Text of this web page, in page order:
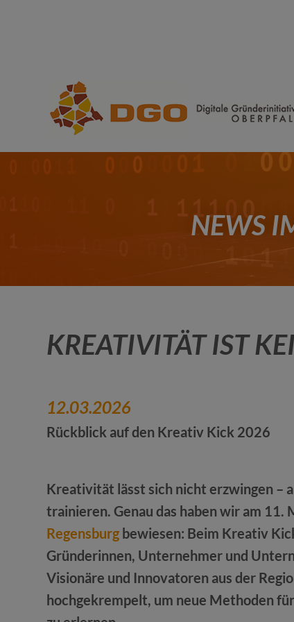
NEWS
KREATIVITÄT IST
12.03.2026
Rückblick auf den Kreativ Kick 2026
Kreativität lässt sich nicht erzwingen –
trainieren. Genau das haben wir am 11.
Regensburg bewiesen: Beim Kreativ
Gründerinnen, Unternehmer und
Visionäre und Innovatoren aus der
hochgekrempelt, um neue Methoden